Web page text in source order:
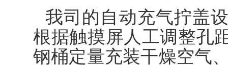
我司的自动充气拧盖
根据触摸屏人工调整孔
钢桶定量充装干燥空气